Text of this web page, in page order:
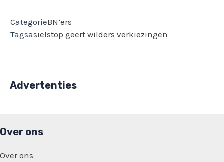
CategorieBN’ers
Tagsasielstop geert wilders verkiezingen
Advertenties
Over ons
Over ons